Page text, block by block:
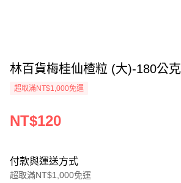
林百貨梅桂仙楂粒 (大)-180公克
超取滿NT$1,000免運
NT$120
付款與運送方式
超取滿NT$1,000免運